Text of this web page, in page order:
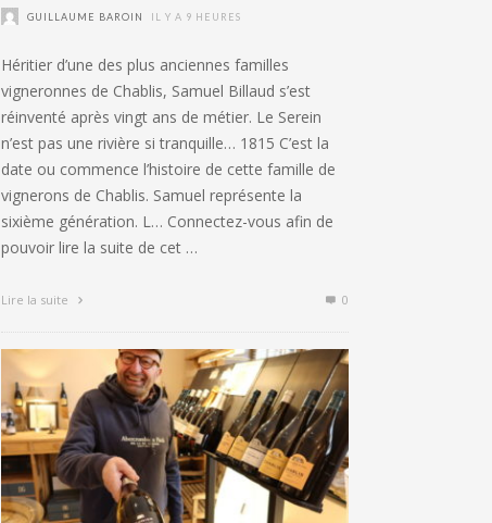
GUILLAUME BAROIN IL Y A 9 HEURES
Héritier d’une des plus anciennes familles
vigneronnes de Chablis, Samuel Billaud s’est
réinventé après vingt ans de métier. Le Serein
n’est pas une rivière si tranquille… 1815 C’est la
date ou commence l’histoire de cette famille de
vignerons de Chablis. Samuel représente la
sixième génération. L… Connectez-vous afin de
pouvoir lire la suite de cet …
Lire la suite 0